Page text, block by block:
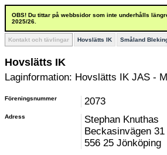
OBS! Du tittar på webbsidor som inte underhålls
2025/26.
Kontakt och tävlingar Hovslätts IK Småland
Hovslätts IK
Laginformation: Hovslätts IK JAS -
Föreningsnummer 2073
Adress
Stephan Knuthas
Beckasinvägen 31
556 25 Jönköping